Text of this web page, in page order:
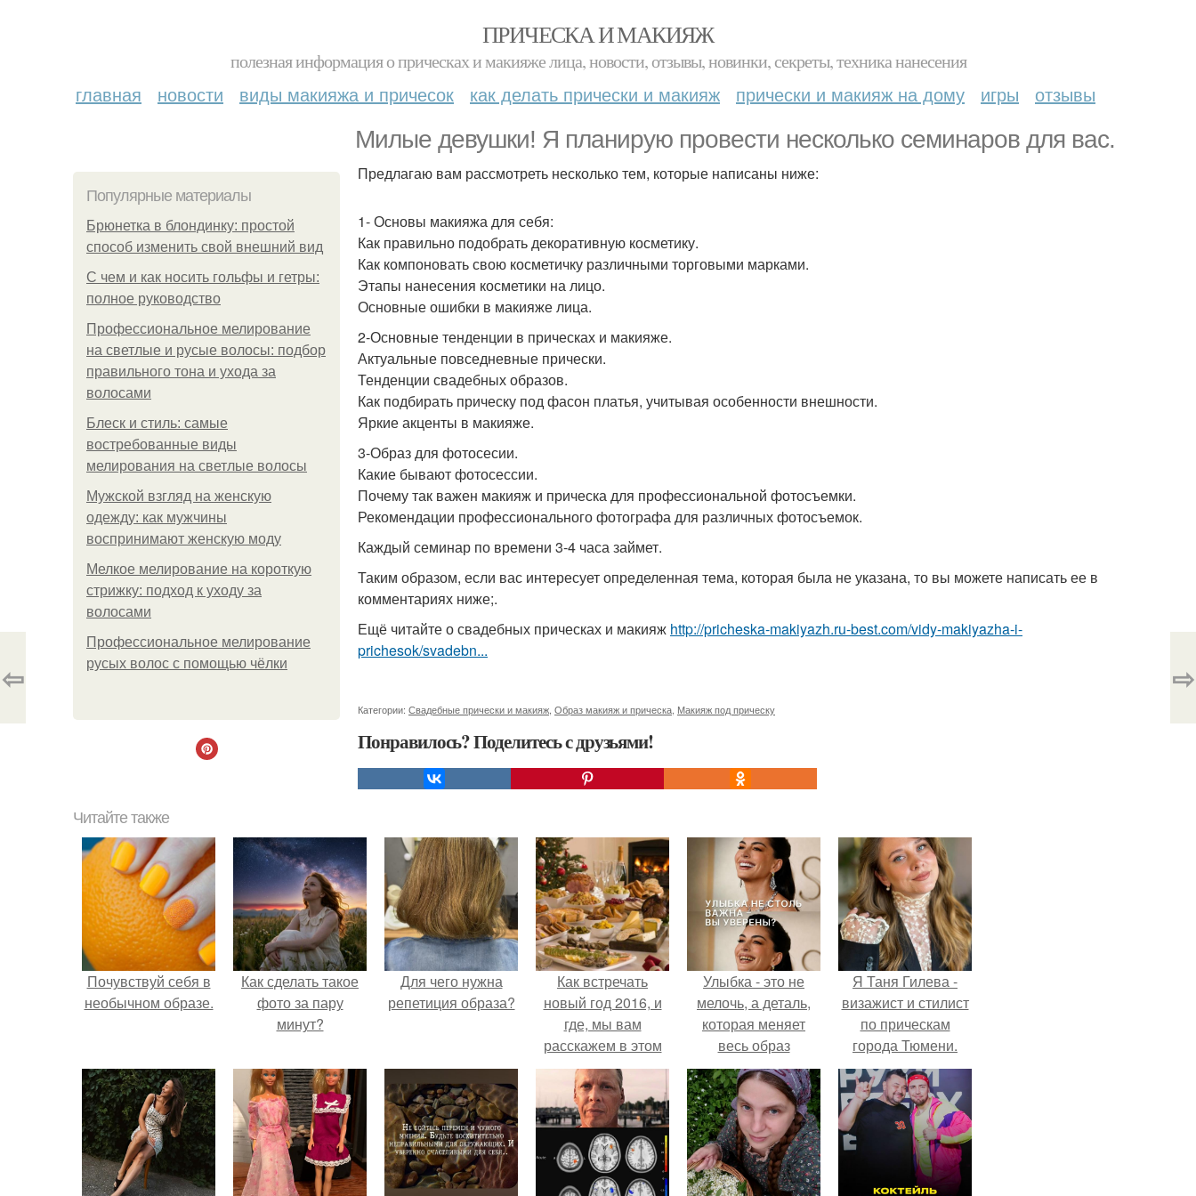
ПРИЧЕСКА И МАКИЯЖ
полезная информация о прическах и макияже лица, новости, отзывы, новинки, секреты, техника нанесения
главная новости виды макияжа и причесок как делать прически и макияж прически и макияж на дому игры отзывы
Милые девушки! Я планирую провести несколько семинаров для вас.
Популярные материалы
Брюнетка в блондинку: простой
способ изменить свой внешний вид
С чем и как носить гольфы и гетры:
полное руководство
Профессиональное мелирование
на светлые и русые волосы: подбор
правильного тона и ухода за
волосами
Блеск и стиль: самые
востребованные виды
мелирования на светлые волосы
Мужской взгляд на женскую
одежду: как мужчины
воспринимают женскую моду
Мелкое мелирование на короткую
стрижку: подход к уходу за
волосами
Профессиональное мелирование
русых волос с помощью чёлки
Предлагаю вам рассмотреть несколько тем, которые написаны ниже:
1- Основы макияжа для себя:
Как правильно подобрать декоративную косметику.
Как компоновать свою косметичку различными торговыми марками.
Этапы нанесения косметики на лицо.
Основные ошибки в макияже лица.
2-Основные тенденции в прическах и макияже.
Актуальные повседневные прически.
Тенденции свадебных образов.
Как подбирать прическу под фасон платья, учитывая особенности внешности.
Яркие акценты в макияже.
3-Образ для фотосесии.
Какие бывают фотосессии.
Почему так важен макияж и прическа для профессиональной фотосъемки.
Рекомендации профессионального фотографа для различных фотосъемок.
Каждый семинар по времени 3-4 часа займет.
Таким образом, если вас интересует определенная тема, которая была не указана, то вы можете написать ее в
комментариях ниже;.
Ещё читайте о свадебных прическах и макияж http://pricheska-makiyazh.ru-best.com/vidy-makiyazha-i-
prichesok/svadebn...
Категории: Свадебные прически и макияж Образ макияж и прическа Макияж под прическу
Понравилось? Поделитесь с друзьями!
⇦ ⇨
Читайте также
Почувствуй себя в
необычном образе.
Как сделать такое
фото за пару
минут?
Для чего нужна
репетиция образа?
Как встречать
новый год 2016, и
где, мы вам
расскажем в этом
посту.
Улыбка - это не
мелочь, а деталь,
которая меняет
весь образ
человека.
Я Таня Гилева -
визажист и стилист
по прическам
города Тюмени.